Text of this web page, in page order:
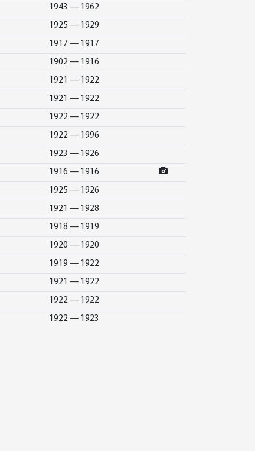
1943 — 1962
1925 — 1929
1917 — 1917
1902 — 1916
1921 — 1922
1921 — 1922
1922 — 1922
1922 — 1996
1923 — 1926
1916 — 1916
1925 — 1926
1921 — 1928
1918 — 1919
1920 — 1920
1919 — 1922
1921 — 1922
1922 — 1922
1922 — 1923